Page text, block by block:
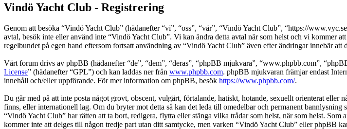
Vindö Yacht Club - Registrering
Genom att besöka “Vindö Yacht Club” (hädanefter “vi”, “oss”, “vår”, “Vindö Yacht Club”, “https://
avtal, besök inte eller använd inte “Vindö Yacht Club”. Vi kan ändra detta avtal när som helst och vi kommer
regelbundet på egen hand eftersom fortsatt användning av “Vindö Yacht Club” även efter ändringar innebär
Vårt forum drivs av phpBB (hädanefter “de”, “dem”, “deras”, “phpBB mjukvara”, “www.phpbb.com”,
License” (hädanefter “GPL”) och kan laddas ner från www.phpbb.com. phpBB mjukvaran främjar endast
innehåll och/eller uppförande. För mer information om phpBB, besök https://www.phpbb.com/.
Du går med på att inte posta något grovt, obscent, vulgärt, förtalande, hatiskt, hotande, sexuellt orienterat
finns, eller internationell lag. Om du bryter mot detta så kan det leda till omedelbar och permanent
“Vindö Yacht Club” har rätten att ta bort, redigera, flytta eller stänga vilka trådar som helst, när som helst.
kommer inte att delges till någon tredje part utan ditt samtycke, men varken “Vindö Yacht Club” eller phpBB